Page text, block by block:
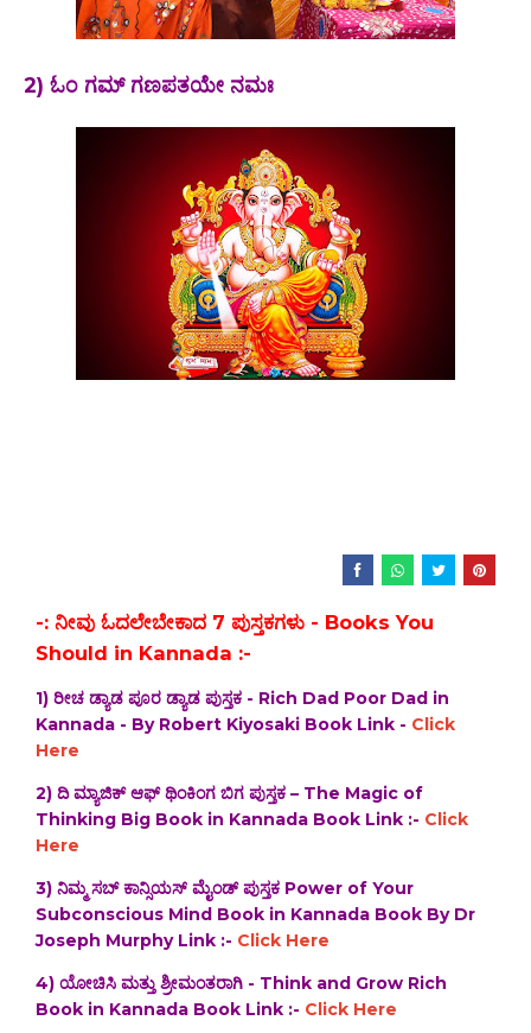
2) ಓಂ ಗಮ್ ಗಣಪತಯೇ ನಮಃ
-: ನೀವು ಓದಲೇಬೇಕಾದ 7 ಪುಸ್ತಕಗಳು - Books You
Should in Kannada :-
1) ರೀಚ ಡ್ಯಾಡ ಪೂರ ಡ್ಯಾಡ ಪುಸ್ತಕ - Rich Dad Poor Dad in
Kannada - By Robert Kiyosaki Book Link - Click
Here
2) ದಿ‌ ಮ್ಯಾಜಿಕ್ ಆಫ್ ಥಿಂಕಿಂಗ ಬಿಗ ಪುಸ್ತಕ – The Magic of
Thinking Big Book in Kannada Book Link :- Click
Here
3) ನಿಮ್ಮ ಸಬ್ ಕಾನ್ಸಿಯಸ್ ಮೈಂಡ್ ಪುಸ್ತಕ Power of Your
Subconscious Mind Book in Kannada Book By Dr
Joseph Murphy Link :- Click Here
4) ಯೋಚಿಸಿ ಮತ್ತು ಶ್ರೀಮಂತರಾಗಿ - Think and Grow Rich
Book in Kannada Book Link :- Click Here